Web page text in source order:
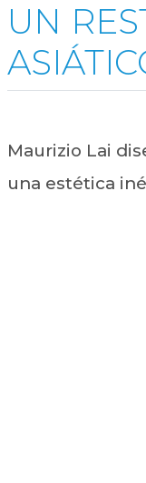
UN
Maurizio Lai
una estética